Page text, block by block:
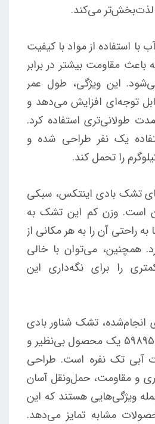
لذت‌بخش‌تر می‌کند.
استفاده از مواد با کیفیت
مقاومت بیشتر در برابر
این ویژگی، طول عمر
توجه‌ای افزایش می‌دهد و
طولانی‌تری استفاده کرد.
یک نفر طراحی شده و
تشک بادی اینتکس، سبکی
است. وزن کم این تشک به
به راحتی آن را به هر مکانی از
همچنین، می‌توان با خالی
را برای نگه‌داری این
انجام‌شده، تشک شناور بادی
روی آب اینتکس کد 59895 یک محصول بی‌نظیر و
آبی تک نفره است. طراحی
و مقاومت، حمل‌ونقل آسان
ویژگی‌هایی هستند که این
مشابه تمایز می‌دهد.